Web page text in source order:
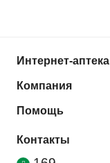
Интернет-аптека
Компания
Помощь
Контакты